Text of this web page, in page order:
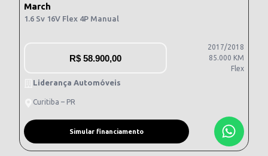
March
1.6 Sv 16V Flex 4P Manual
R$ 58.900,00
2017/2018
85.000 KM
Flex
Liderança Automóveis
Curitiba – PR
Simular financiamento